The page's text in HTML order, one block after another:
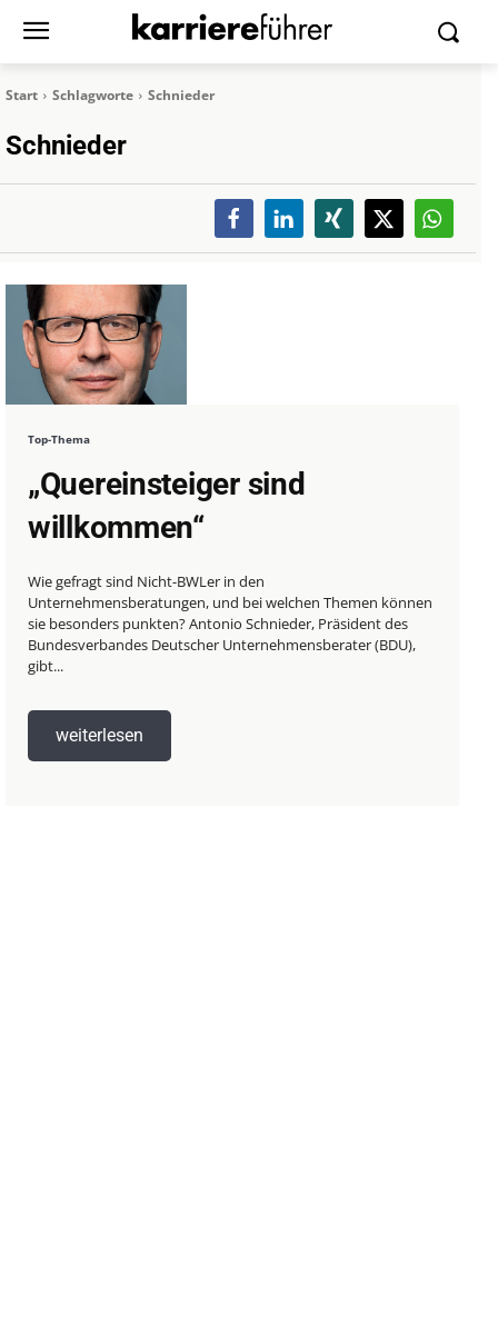
Start Schlagworte Schnieder
Schnieder
Top-Thema
„Quereinsteiger sind
willkommen“
Wie gefragt sind Nicht-BWLer in den
Unternehmensberatungen, und bei welchen Themen können
sie besonders punkten? Antonio Schnieder, Präsident des
Bundesverbandes Deutscher Unternehmensberater (BDU),
gibt...
weiterlesen